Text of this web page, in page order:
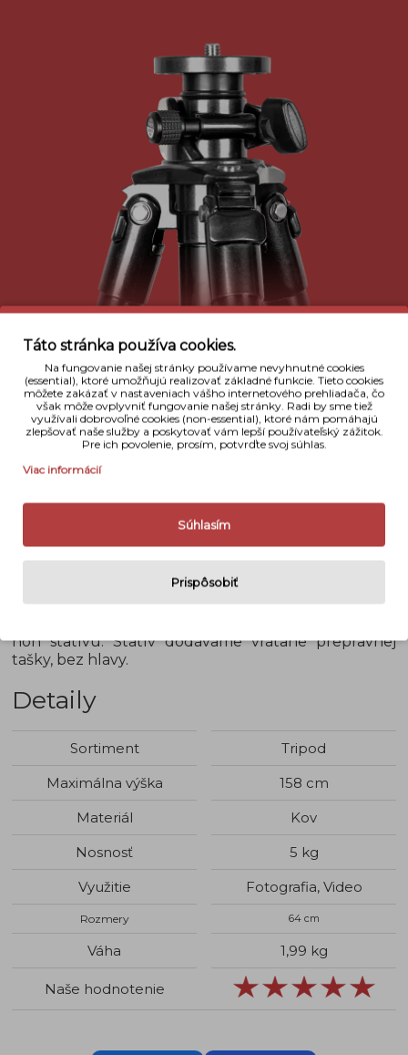
Popis
Giottos MT9351B je profesionálny aluminiový statív s
pre produktovú, makro, ale aj mikro fotografiu
vďaka možností naklonenia a obrátenia stredovéj
a odnímateľné gumové pätky, ktoré je možné
nahradiť oceľovými špicmi Giottos. Rada MT sa
nôh statívu. Statív dodávame vrátane prepravnej
tašky, bez hlavy.
Detaily
Sortiment
Tripod
Maximálna výška
158 cm
Materiál
Kov
Nosnosť
5 kg
Využitie
Fotografia, Video
Rozmery 64 cm
Váha 1,99 kg
Naše hodnotenie
Táto stránka používa cookies.
Na fungovanie našej stránky používame nevyhnutné cookies
(essential), ktoré umožňujú realizovať základné funkcie. Tieto cookies
môžete zakázať v nastaveniach vášho internetového prehliadača, čo
však môže ovplyvniť fungovanie našej stránky. Radi by sme tiež
využívali dobrovoľné cookies (non-essential), ktoré nám pomáhajú
zlepšovať naše služby a poskytovať vám lepší používateľský zážitok.
Pre ich povolenie, prosím, potvrďte svoj súhlas.
Viac informácií
Súhlasím
Prispôsobiť